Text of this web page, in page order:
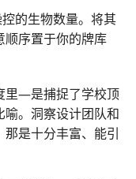
的生物数量。将其
顺序置于你的牌库
里—是捕捉了学校顶
。洞察设计团队和
是十分丰富、能引